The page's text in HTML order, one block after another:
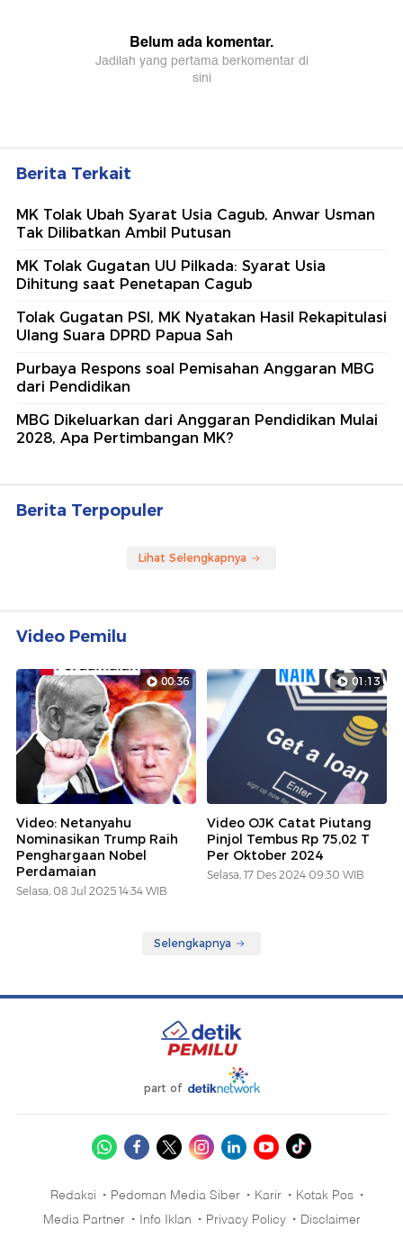
Berita Terkait
MK Tolak Ubah Syarat Usia Cagub, Anwar Usman
Tak Dilibatkan Ambil Putusan
MK Tolak Gugatan UU Pilkada: Syarat Usia
Dihitung saat Penetapan Cagub
Tolak Gugatan PSI, MK Nyatakan Hasil Rekapitulasi
Ulang Suara DPRD Papua Sah
Purbaya Respons soal Pemisahan Anggaran MBG
dari Pendidikan
MBG Dikeluarkan dari Anggaran Pendidikan Mulai
2028, Apa Pertimbangan MK?
Berita Terpopuler
Lihat Selengkapnya
Video Pemilu
00:36
Video: Netanyahu
Nominasikan Trump Raih
Penghargaan Nobel
Perdamaian
Selasa, 08 Jul 2025 14:34 WIB
01:13
Video OJK Catat Piutang
Pinjol Tembus Rp 75,02 T
Per Oktober 2024
Selasa, 17 Des 2024 09:30 WIB
Selengkapnya
part of
Redaksi Pedoman Media Siber Karir
Kotak Pos
Media Partner
Info Iklan Privacy Policy Disclaimer